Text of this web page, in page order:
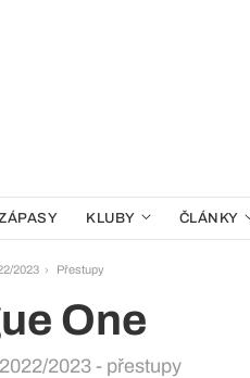
KLUBY ČLÁNKY
2023 Přestupy
One
2023 - přestupy